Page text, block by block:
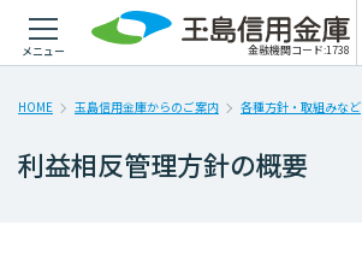
金融機関コード:1738
メニュー
個人のお客様 法人のお客様 たましんについて
インターネットで出来ること から探す
インターネット
スマホで簡単
HOME 玉島信用金庫からのご案内 各種方針・取組みなど
利益相反管理方針の概要